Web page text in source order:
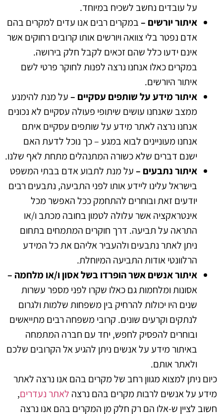
על עובדים נחשב לשכיח במיוחד.
איתור יורשים –במקרים רבים אנו עדים למקרים בהם
אדם נפטר בלי צוואה ויורשים אותו קרובים רחוקים אשר
אינם ידעו כלל שהם זכאים לקבל חלק בירושה.
במקרים כאלו אנחנו נרצה לפנות לחוקר פרטי לשם
איתור היורשים.
איתור מידע על שותפים עסקיים –על מנת להימנע
ממצב שאנחנו עושים שיתופי פעולה עסקיים לא נכונים
אנחנו נרצה לאתר מידע על שותפים עסקיים איתם
אנחנו מעוניינים לבוא במגע – כך נוכל לדעת האם
ישנם דברים שלא כשורה המתנהלים מתחת לאף שלנו.
איתור נתבעים –על מנת לתבוע אדם בבתי המשפט
בישראל עלינו ליידע אותו לפני התביעה, נתבעים רבים
יודעים זאת ובוחרים להתחמק ככל האפשר מכל
אינטראקציה אשר עלולה לטמון בחובה מכתב ו/או
התראה על תביעה. דרך חוקרים המתמחים בתחום
ניתן לאתר נתבעים ולהעביר אליהם את כל המידע
הרלוונטי אודות התביעה המיוחלת.
איתור אנשים אשר הופרדו בשל אסון ו/או מלחמה –
אסונות ומלחמות גם כאלו שקרו לפני מספר עשרות
שנים היו יכולות להרחיק בין משפחות שלמות ולגרום
לנתקים וקרעים שונים. קרובי משפחה רבים מתייאשים
ובוחרים להפסיק לחפש, יחד עם חברה המתמחה
באיתור מידע על אנשים ניתן להגיע אל הקרובים שלכם
ולאתר אותם.
כיום ניתן למצוא מגוון רחב של מקרים בהם אנו נרצה לאתר
מידע על אנשים לרבות מקרים בהם נרצה לאתר נעדרים,
חשוב לציין ש-אלו הם רק חלק מן המקרים בהם אנו נרצה